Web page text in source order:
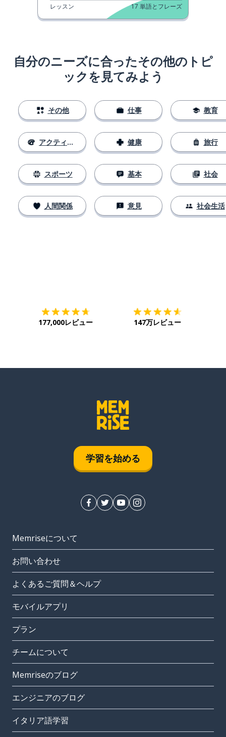
レッスン 17 単語とフレーズ
自分のニーズに合ったその他のトピ
ックを見てみよう
その他
アクティビティ
スポーツ
人間関係
仕事
健康
基本
意見
教育
旅行
社会
社会生活
177,000レビュー 147万レビュー
学習を始める
Memriseについて
お問い合わせ
よくあるご質問＆ヘルプ
モバイルアプリ
プラン
チームについて
Memriseのブログ
エンジニアのブログ
イタリア語学習